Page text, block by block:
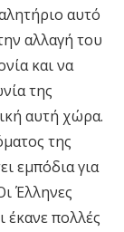
αυτό
αλλαγή του
και να
της
αυτή χώρα.
της
εμπόδια για
Έλληνες
έκανε πολλές